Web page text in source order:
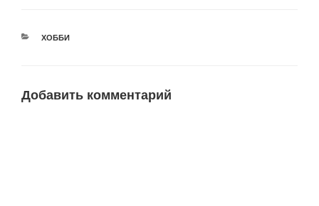
РУБРИКИ
ХОББИ
Добавить комментарий